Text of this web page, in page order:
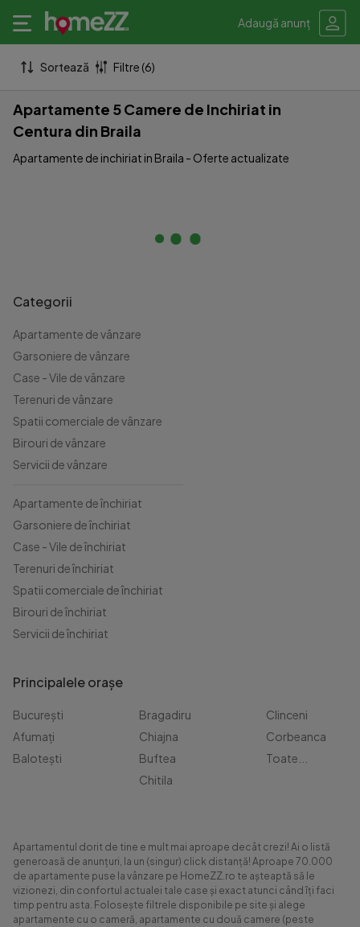
Adaugă anunț
Sortează Filtre (6)
Apartamente 5 Camere de Inchiriat in
Centura din Braila
Apartamente de inchiriat in Braila - Oferte actualizate
Categorii
Apartamente de vânzare
Garsoniere de vânzare
Case - Vile de vânzare
Terenuri de vânzare
Spatii comerciale de vânzare
Birouri de vânzare
Servicii de vânzare
Apartamente de închiriat
Garsoniere de închiriat
Case - Vile de închiriat
Terenuri de închiriat
Spatii comerciale de închiriat
Birouri de închiriat
Servicii de închiriat
Principalele orașe
București
Afumați
Balotești
Bragadiru
Chiajna
Buftea
Chitila
Clinceni
Corbeanca
Toate...
Apartamentul dorit de tine e mult mai aproape decât crezi! Ai o listă
generoasă de anunțuri, la un (singur) click distanță! Aproape 70.000
de apartamente puse la vânzare pe HomeZZ.ro te așteaptă să le
vizionezi, din confortul actualei tale case și exact atunci când îți faci
timp pentru asta. Folosește filtrele disponibile pe site și alege
apartamente cu o cameră, apartamente cu două camere (peste